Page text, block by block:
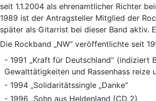
seit 1.1.2004 als ehrenamtlicher Richter
1989 ist der Antragsteller Mitglied der
später als Gitarrist bei dieser Band aktiv.
Die Rockband „NW“ veröffentlichte seit
- 1991 „Kraft für Deutschland“ (indiziert
Gewalttätigkeiten und Rassenhass
- 1994 „Solidaritätssingle „Danke“
- 1996 „Sohn aus Heldenland (CD 2)